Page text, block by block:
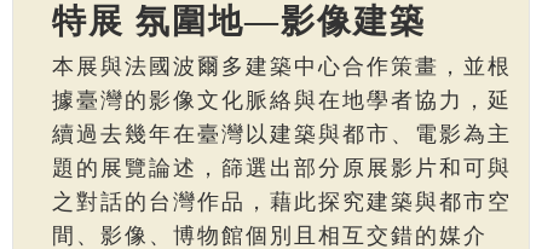
特展 氛圍地—影像建築
本展與法國波爾多建築中心合作策畫，並根
據臺灣的影像文化脈絡與在地學者協力，延
續過去幾年在臺灣以建築與都市、電影為主
題的展覽論述，篩選出部分原展影片和可與
之對話的台灣作品，藉此探究建築與都市空
間、影像、博物館個別且相互交錯的媒介